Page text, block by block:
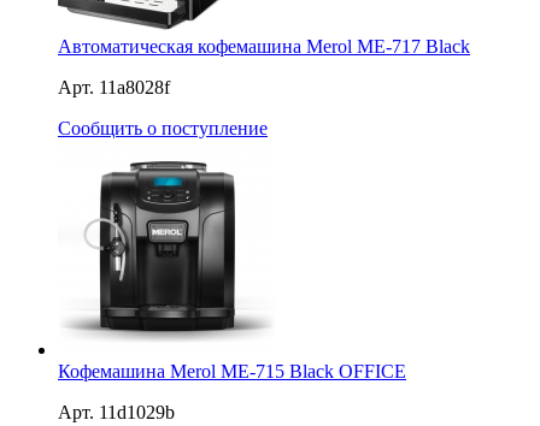
Автоматическая кофемашина Merol ME-717 Black
Арт. 11a8028f
Сообщить о поступление
Кофемашина Merol ME-715 Black OFFICE
Арт. 11d1029b